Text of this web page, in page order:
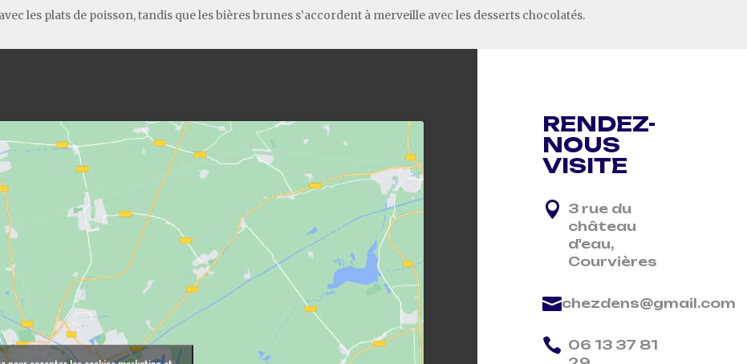
les plats de poisson, tandis que les bières brunes s’accordent à merveille avec les desserts chocolatés.
RENDEZ-
NOUS
VISITE
 3 rue du
château
d'eau,
Courvières
chezdens@gmail.com
 06 13 37 81